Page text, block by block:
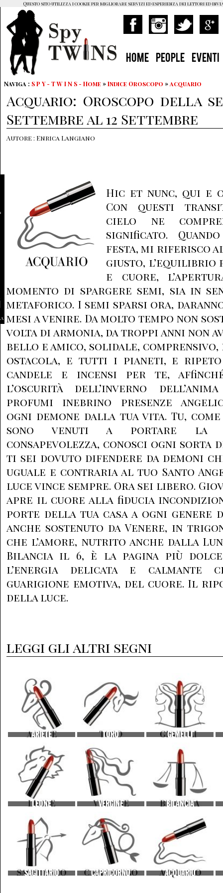
HOME PEOPLE EVENTI
Naviga : S P Y - T W I N S - Home »Indice Oroscopo »acquario
Acquario: Oroscopo della
Settembre al 12 Settembre
Autore : Enrica Langiano
Hic et nunc, qui e
Con questi
cielo ne
significato.
festa, mi riferisco
giusto,
e cuore,
momento di spargere semi, sia in
metaforico. I semi sparsi ora,
mesi a venire. Da molto tempo non
volta di armonia, da troppi anni non
bello e amico, solidale,
ostacola, e tutti i pianeti, e
candele e incensi per te,
l’oscurità dell’inverno
profumi inebrino presenze
ogni demone dalla tua vita. Tu,
sono venuti a portare la
consapevolezza, conosci ogni sorta
ti sei dovuto difendere da demoni
uguale e contraria al tuo Santo
luce vince sempre. Ora sei libero.
apre il cuore alla fiducia
porte della tua casa a ogni genere
anche sostenuto da Venere, in
che l’amore, nutrito anche dalla
Bilancia il 6, è la pagina più
l’energia delicata e calmante
guarigione emotiva, del cuore. Il
della luce.
leggi gli altri segni
ARIETE TORO GEMELLI
LEONE VERGINE BILANCIA
SAGITTARIO CAPRICORNO ACQUARIO
Questo sito utilizza i cookie per migliorare servizi ed esperienza dei lettori ed